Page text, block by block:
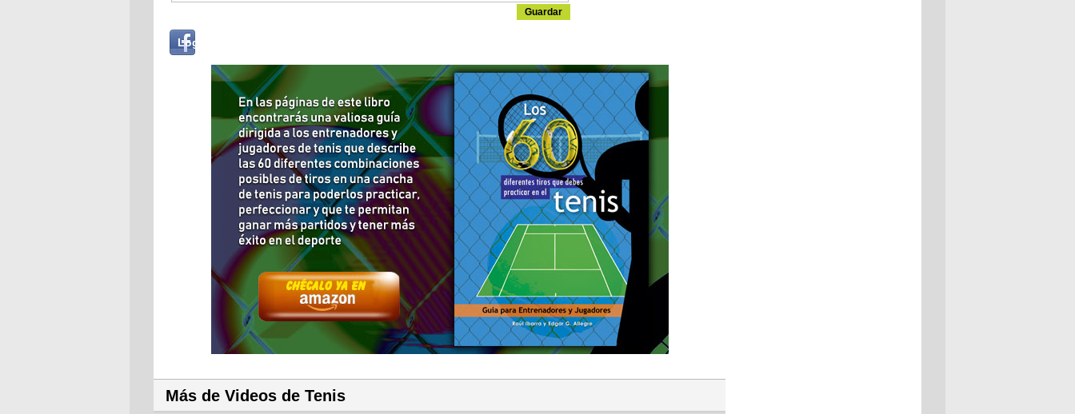
Log in with...
Más de Videos de Tenis